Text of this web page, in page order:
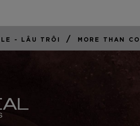
- LÂU TRÔI / MORE THAN